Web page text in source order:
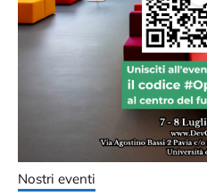
Nostri eventi